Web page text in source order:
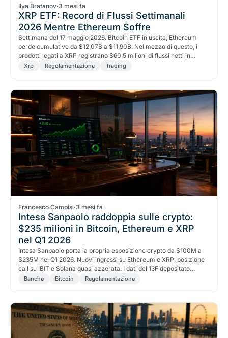
Ilya Bratanov·3 mesi fa
XRP ETF: Record di Flussi Settimanali
2026 Mentre Ethereum Soffre
Settimana del 17 maggio 2026. Bitcoin ETF in uscita, Ethereum
perde cumulative da $12,07B a $11,90B. Nel mezzo di questo, i
prodotti legati a XRP registrano $60,5 milioni di flussi netti in
entrata, il record settimanale del 2026. Anomalia o segnale di
Xrp Regolamentazione Trading
Francesco Campisi·3 mesi fa
Intesa Sanpaolo raddoppia sulle crypto:
$235 milioni in Bitcoin, Ethereum e XRP
nel Q1 2026
Intesa Sanpaolo porta la propria esposizione crypto da $100M a
$235M nel Q1 2026. Nuovi ingressi su Ethereum e XRP, posizione
call su IBIT e Solana quasi azzerata. I dati del 13F depositato
questa settimana.
Banche Bitcoin Regolamentazione